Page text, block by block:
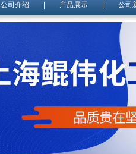
公司介绍 产品展示| 公司